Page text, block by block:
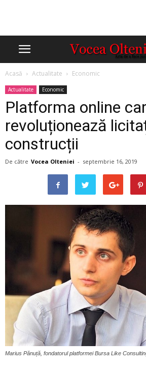
Acasă Actualitate Economic
Actualitate Economic
Platforma online
revoluționează
construcții
De către Vocea Olteniei - septembrie 16, 2019
Marius Pănuță, fondatorul platformei Bursa Like